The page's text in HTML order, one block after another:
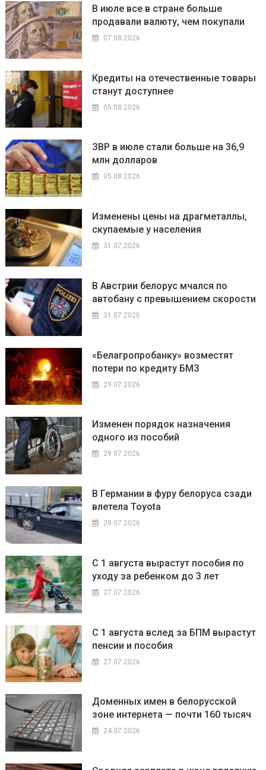
В июле все в стране больше
продавали валюту, чем покупали
07.08.2026
Кредиты на отечественные товары
станут доступнее
05.08.2026
ЗВР в июле стали больше на 36,9
млн долларов
05.08.2026
Изменены цены на драгметаллы,
скупаемые у населения
31.07.2026
В Австрии белорус мчался по
автобану с превышением скорости
31.07.2026
«Белагропробанку» возместят
потери по кредиту БМЗ
29.07.2026
Изменен порядок назначения
одного из пособий
29.07.2026
В Германии в фуру белоруса сзади
влетела Toyota
29.07.2026
С 1 августа вырастут пособия по
уходу за ребенком до 3 лет
27.07.2026
С 1 августа вслед за БПМ вырастут
пенсии и пособия
27.07.2026
Доменных имен в белорусской
зоне интернета — почти 160 тысяч
24.07.2026